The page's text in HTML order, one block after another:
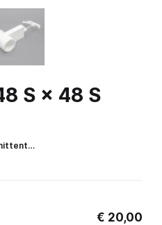
S × 48 S
€ 20,00